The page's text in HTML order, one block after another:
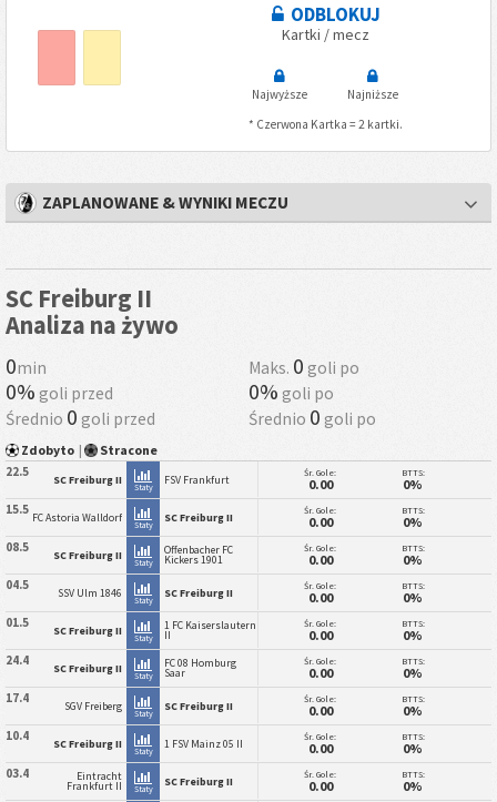
ODBLOKUJ
Kartki / mecz
Najwyższe
Najniższe
* Czerwona Kartka = 2 kartki.
ZAPLANOWANE & WYNIKI MECZU
SC Freiburg II
Analiza na żywo
0min Maks. 0 goli po
0% goli przed 0% goli po
Średnio 0 goli przed Średnio 0 goli po
Zdobyto | Stracone
22.5 SC Freiburg II
Staty
FSV Frankfurt Śr. Gole:
0.00
BTTS:
0%
15.5 FC Astoria Walldorf
Staty
SC Freiburg II Śr. Gole:
0.00
BTTS:
0%
08.5 SC Freiburg II
Staty
Offenbacher FC
Kickers 1901
Śr. Gole:
0.00
BTTS:
0%
04.5 SSV Ulm 1846
Staty
SC Freiburg II Śr. Gole:
0.00
BTTS:
0%
01.5 SC Freiburg II
Staty
1 FC Kaiserslautern
II
Śr. Gole:
0.00
BTTS:
0%
24.4 SC Freiburg II
Staty
FC 08 Homburg
Saar
Śr. Gole:
0.00
BTTS:
0%
17.4 SGV Freiberg
Staty
SC Freiburg II Śr. Gole:
0.00
BTTS:
0%
10.4 SC Freiburg II
Staty
1 FSV Mainz 05 II Śr. Gole:
0.00
BTTS:
0%
03.4 Eintracht
Frankfurt II Staty
SC Freiburg II Śr. Gole:
0.00
BTTS:
0%